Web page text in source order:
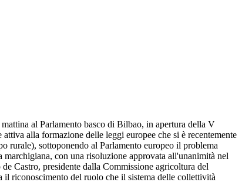
al Parlamento basco di Bilbao, in apertura della V
alla formazione delle leggi europee che si è recentemente
rurale), sottoponendo al Parlamento europeo il problema
con una risoluzione approvata all'unanimità nel
Castro, presidente dalla Commissione agricoltura del
il riconoscimento del ruolo che il sistema delle collettività